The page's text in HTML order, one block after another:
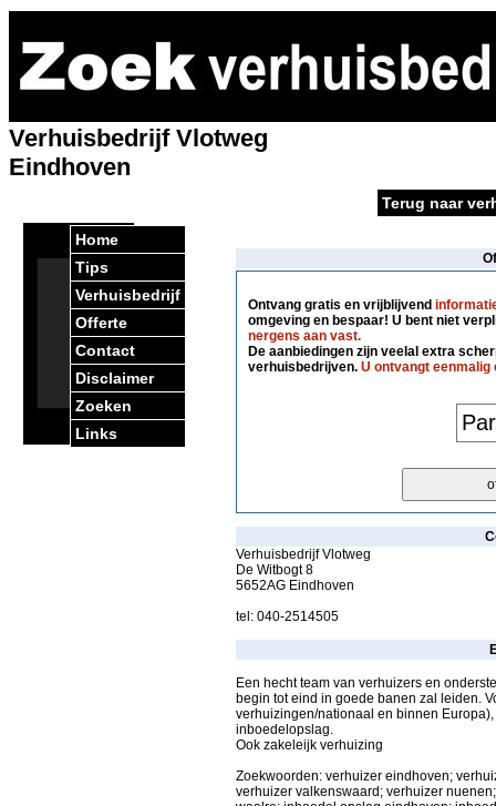
Home
Tips
Verhuisbedrijf
Offerte
Contact
Disclaimer
Zoeken
Links
Verhuisbedrijf Vlotweg
Eindhoven
Terug naar
Ontvang gratis en vrijblijvend
omgeving en bespaar! U bent niet
nergens aan vast.
De aanbiedingen zijn veelal extra
verhuisbedrijven.U ontvangt eenmalig
Verhuisbedrijf Vlotweg
De Witbogt 8
5652AG Eindhoven
tel: 040-2514505
Een hecht team van verhuizers en
begin tot eind in goede banen zal leiden.
verhuizingen/nationaal en binnen
inboedelopslag.
Ook zakeleijk verhuizing
Zoekwoorden: verhuizer eindhoven;
verhuizer valkenswaard; verhuizer